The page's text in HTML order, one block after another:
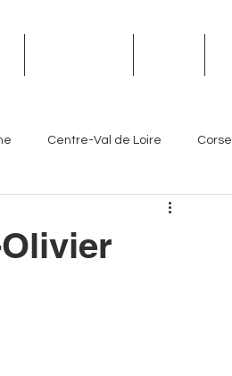
Centre-Val de Loire Corse
Outre-Mer